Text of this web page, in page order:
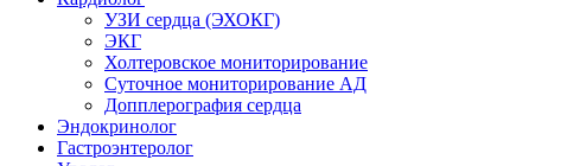
УЗИ сердца (ЭХОКГ)
ЭКГ
Холтеровское мониторирование
Суточное мониторирование АД
Допплерография сердца
Эндокринолог
Гастроэнтеролог